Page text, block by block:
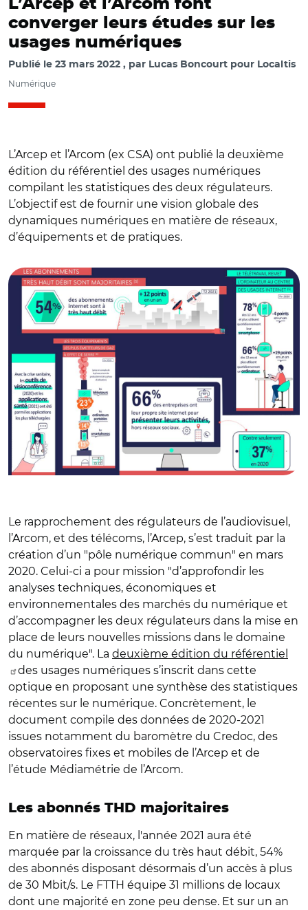
L’Arcep et l’Arcom font
converger leurs études sur les
usages numériques
Publié le 23 mars 2022 par Lucas Boncourt pour Localtis
Numérique
L’Arcep et l’Arcom (ex CSA) ont publié la deuxième
édition du référentiel des usages numériques
compilant les statistiques des deux régulateurs.
L’objectif est de fournir une vision globale des
dynamiques numériques en matière de réseaux,
d’équipements et de pratiques.
Le rapprochement des régulateurs de l’audiovisuel,
l’Arcom, et des télécoms, l’Arcep, s’est traduit par la
création d’un "pôle numérique commun" en mars
2020. Celui-ci a pour mission "d’approfondir les
analyses techniques, économiques et
environnementales des marchés du numérique et
d’accompagner les deux régulateurs dans la mise en
place de leurs nouvelles missions dans le domaine
du numérique". La deuxième édition du référentiel
des usages numériques s’inscrit dans cette
optique en proposant une synthèse des statistiques
récentes sur le numérique. Concrètement, le
document compile des données de 2020-2021
issues notamment du baromètre du Credoc, des
observatoires fixes et mobiles de l’Arcep et de
l’étude Médiamétrie de l’Arcom.
Les abonnés THD majoritaires
En matière de réseaux, l'année 2021 aura été
marquée par la croissance du très haut débit, 54%
des abonnés disposant désormais d’un accès à plus
de 30 Mbit/s. Le FTTH équipe 31 millions de locaux
dont une majorité en zone peu dense. Et sur un an